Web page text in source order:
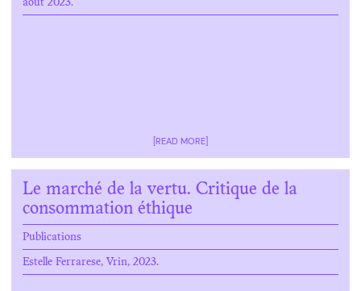
août 2023.
[READ MORE]
Le marché de la vertu. Critique de la
consommation éthique
Publications
Estelle Ferrarese, Vrin, 2023.